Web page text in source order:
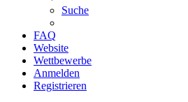
Suche
FAQ
Website
Wettbewerbe
Anmelden
Registrieren